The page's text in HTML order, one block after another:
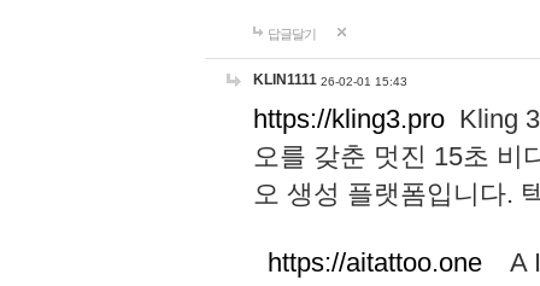
답글달기
KLIN1111 26-02-01 15:43
https://kling3.pro Kling
오를 갖춘 멋진 15초 비
오 생성 플랫폼입니다.
https://aitattoo.one A I